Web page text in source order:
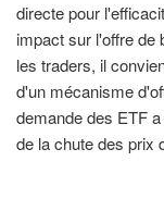
directe pour
impact sur l'offre de
les traders, il
d'un mécanisme
demande des ETF
de la chute des prix